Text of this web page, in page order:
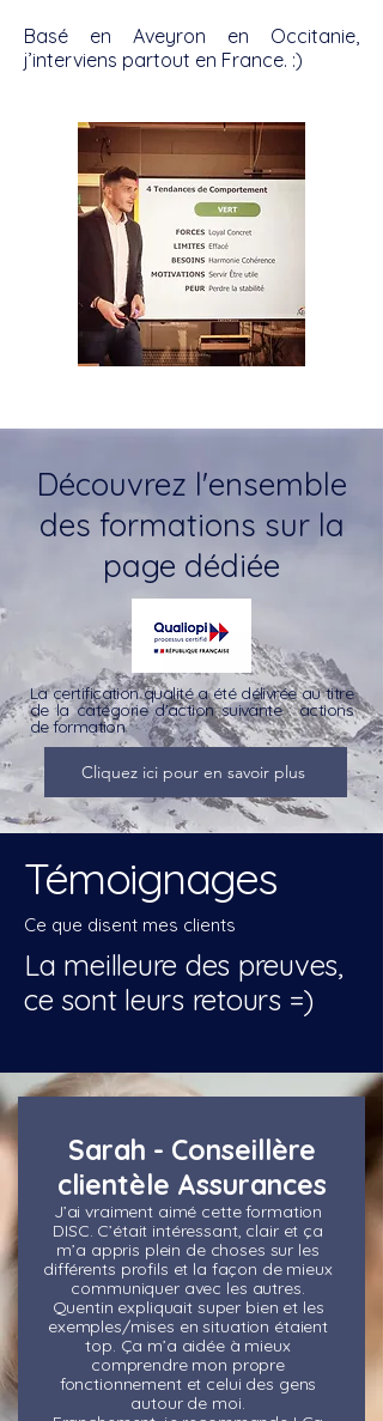
Basé en Aveyron en Occitanie,
j’interviens partout en France. :)
Découvrez l'ensemble
des formations sur la
page dédiée
La certification qualité a été délivrée au titre
de la catégorie d'action suivante : actions
de formation
Cliquez ici pour en savoir plus
Témoignages
Ce que disent mes clients
La meilleure des preuves,
ce sont leurs retours =)
Sarah - Conseillère
clientèle Assurances
J’ai vraiment aimé cette formation
DISC. C’était intéressant, clair et ça
m’a appris plein de choses sur les
différents profils et la façon de mieux
communiquer avec les autres.
Quentin expliquait super bien et les
exemples/mises en situation étaient
top. Ça m’a aidée à mieux
comprendre mon propre
fonctionnement et celui des gens
autour de moi.